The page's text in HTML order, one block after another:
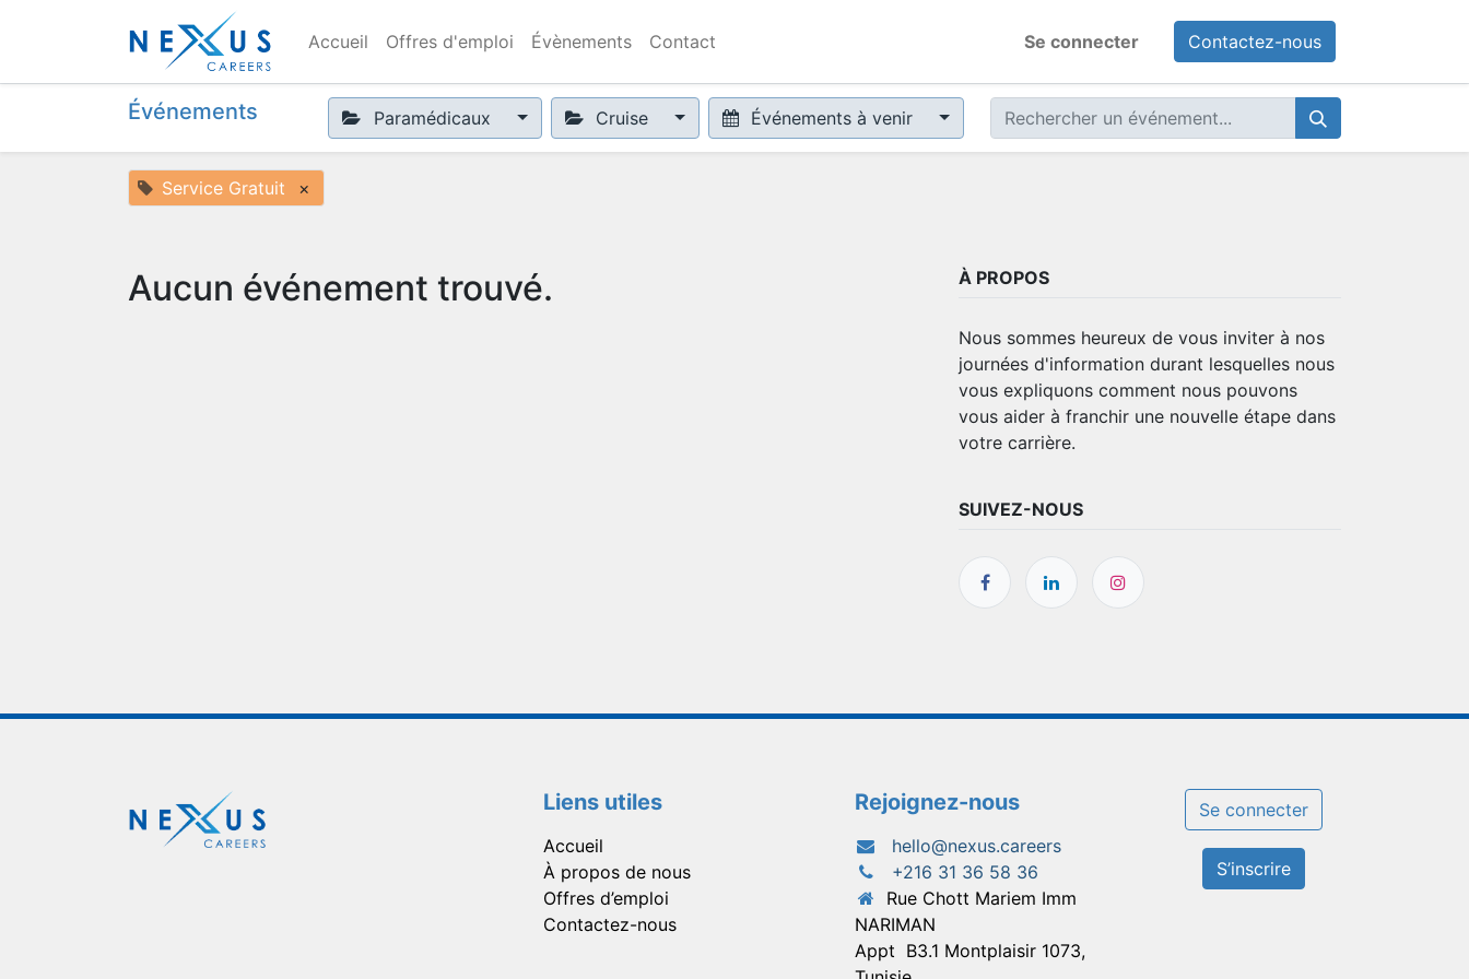
Accueil Offres d'emploi Évènements Contact Se connecter Contactez-nous
Événements Paramédicaux Cruise Événements à venir
Service Gratuit ×
Aucun événement trouvé. À PROPOS
Nous sommes heureux de vous inviter à nos
journées d'information durant lesquelles nous
vous expliquons comment nous pouvons
vous aider à franchir une nouvelle étape dans
votre carrière.
SUIVEZ-NOUS
Liens utiles
Accueil
À propos de nous
Offres d’emploi
Contactez-nous
Rejoignez-nous
hello@nexus.careers
+216 31 36 58 36
Rue Chott Mariem Imm
NARIMAN
Appt B3.1 Montplaisir 1073,
Se connecter
S’inscrire